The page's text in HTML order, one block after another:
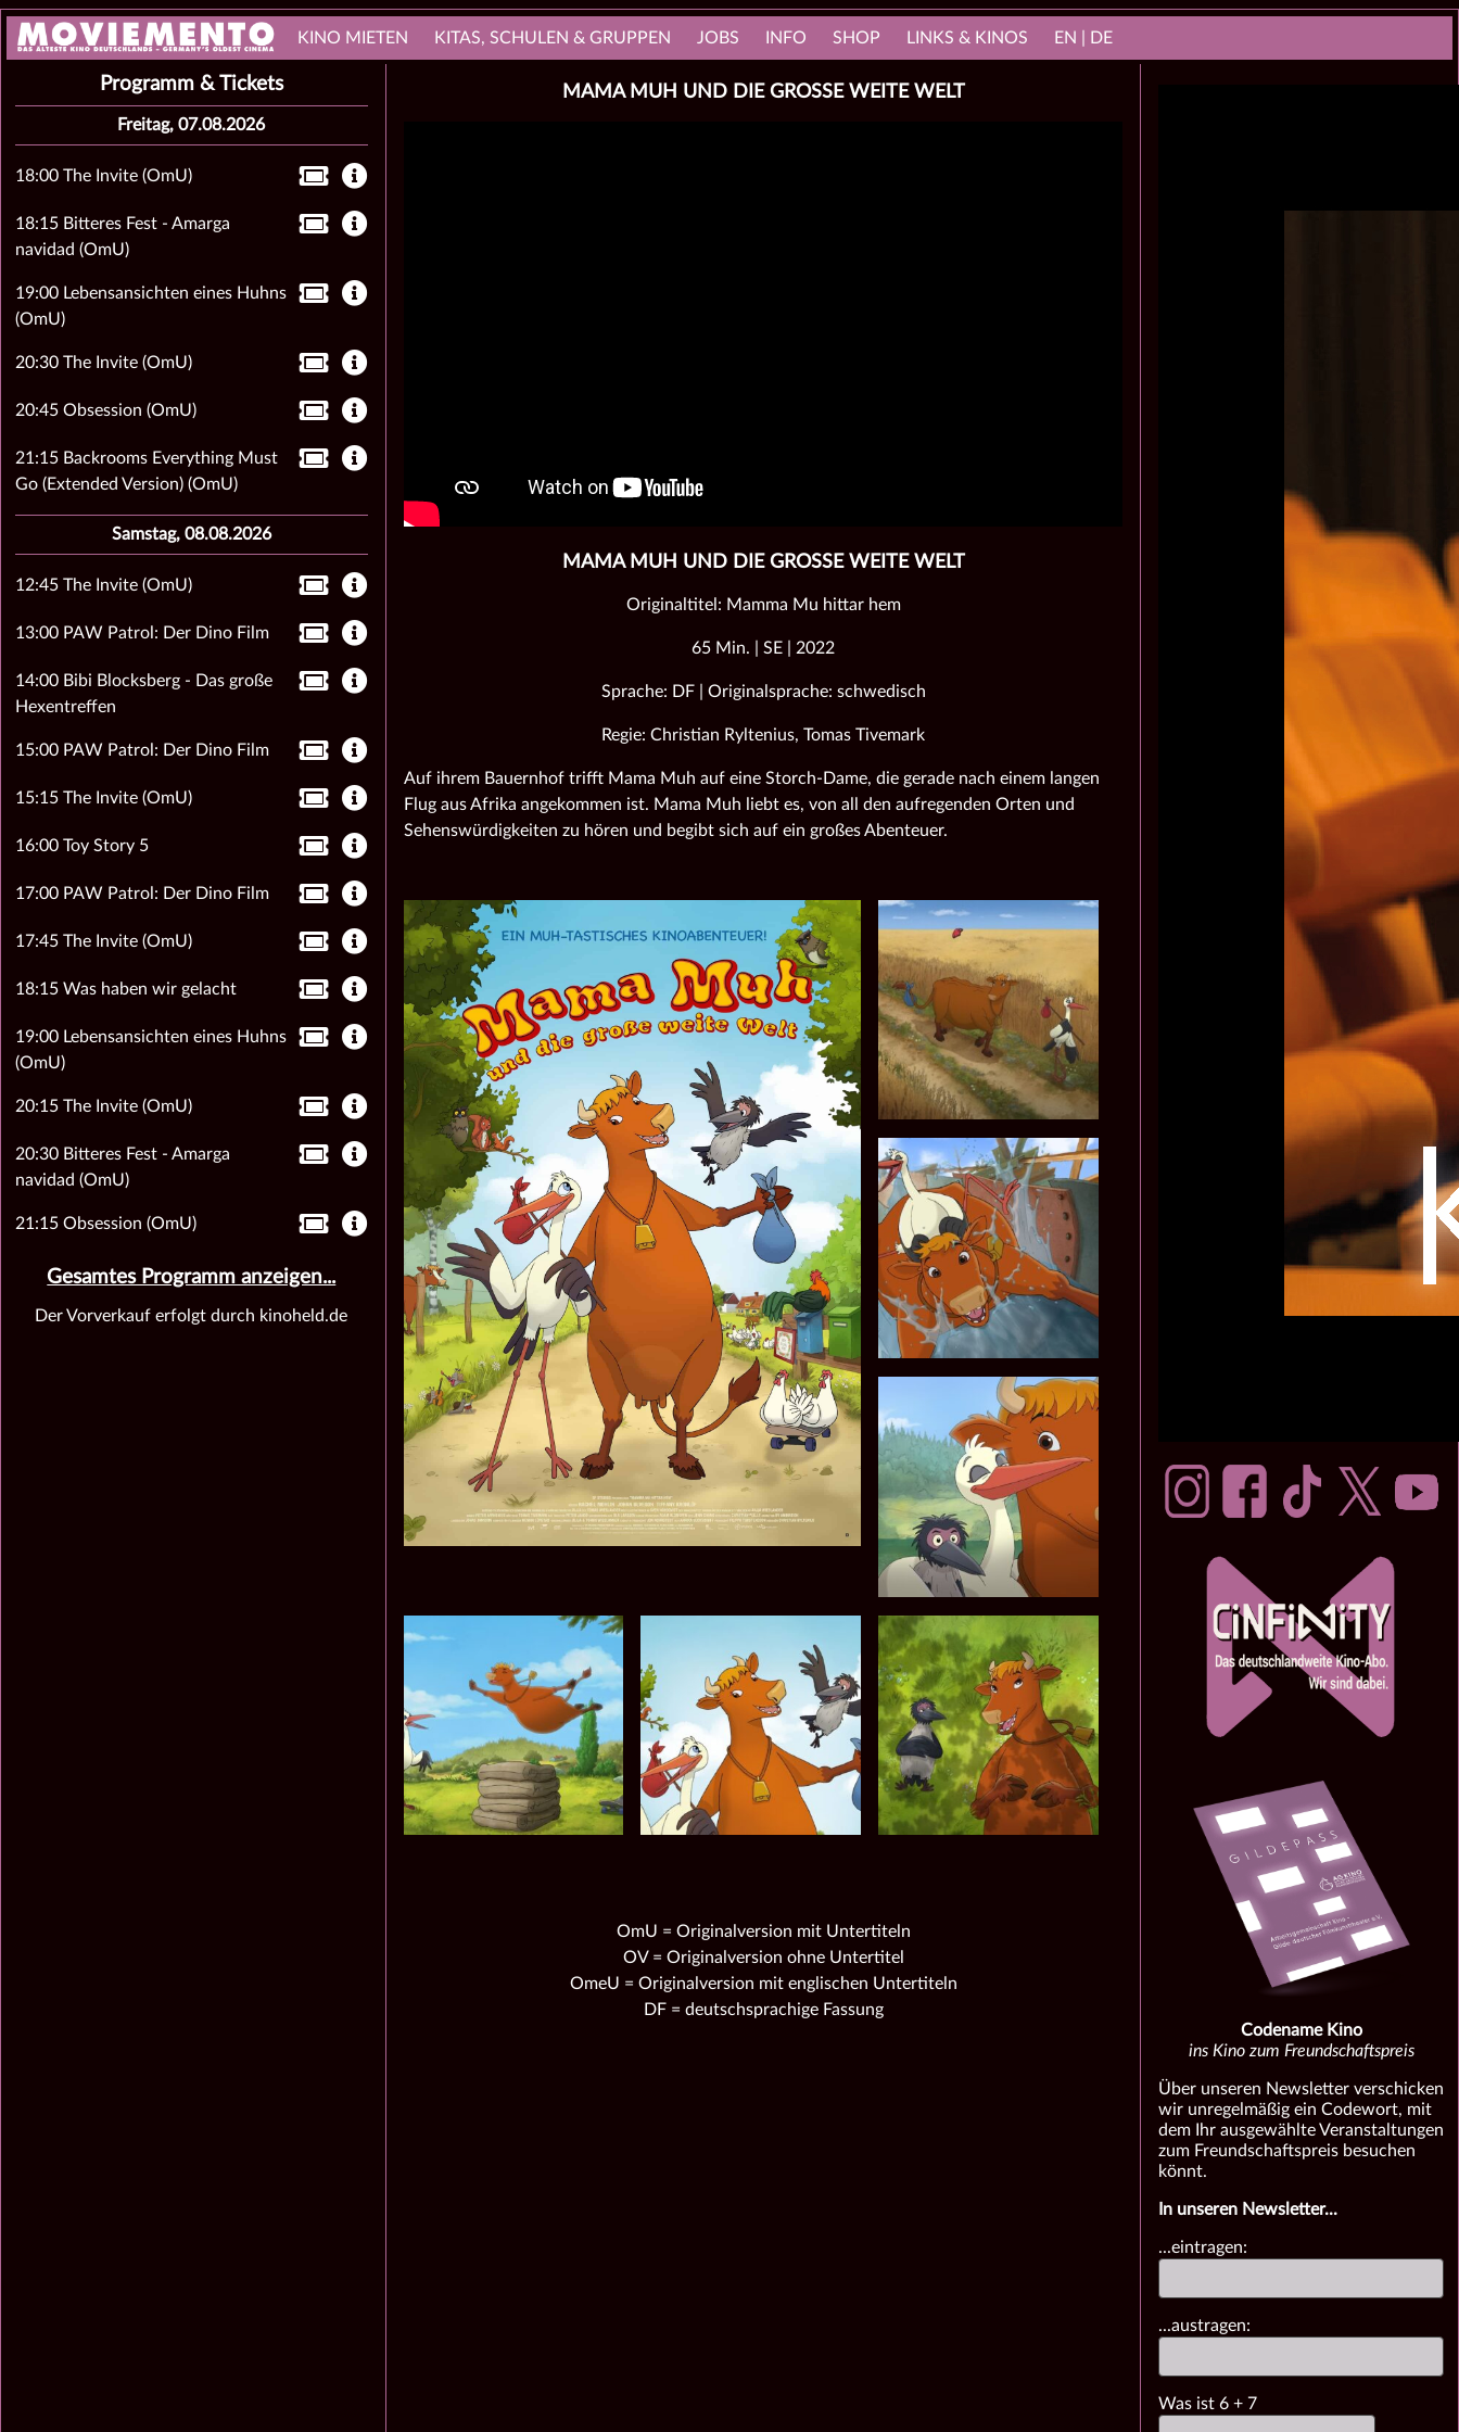
KINO MIETEN KITAS, SCHULEN & GRUPPEN JOBS INFO SHOP LINKS & KINOS EN | DE
MAMA MUH UND DIE GROSSE WEITE WELT
MAMA MUH UND DIE GROSSE WEITE WELT
Originaltitel: Mamma Mu hittar hem
65 Min. | SE | 2022
Sprache: DF | Originalsprache: schwedisch
Regie: Christian Ryltenius, Tomas Tivemark
Auf ihrem Bauernhof trifft Mama Muh auf eine Storch-Dame, die gerade nach einem langen
Flug aus Afrika angekommen ist. Mama Muh liebt es, von all den aufregenden Orten und
Sehenswürdigkeiten zu hören und begibt sich auf ein großes Abenteuer.
OmU = Originalversion mit Untertiteln
OV = Originalversion ohne Untertitel
OmeU = Originalversion mit englischen Untertiteln
DF = deutschsprachige Fassung
Programm & Tickets
Freitag, 07.08.2026
18:00 The Invite (OmU)
18:15 Bitteres Fest - Amarga
navidad (OmU)
19:00 Lebensansichten eines Huhns
(OmU)
20:30 The Invite (OmU)
20:45 Obsession (OmU)
21:15 Backrooms Everything Must
Go (Extended Version) (OmU)
Samstag, 08.08.2026
12:45 The Invite (OmU)
13:00 PAW Patrol: Der Dino Film
14:00 Bibi Blocksberg - Das große
Hexentreffen
15:00 PAW Patrol: Der Dino Film
15:15 The Invite (OmU)
16:00 Toy Story 5
17:00 PAW Patrol: Der Dino Film
17:45 The Invite (OmU)
18:15 Was haben wir gelacht
19:00 Lebensansichten eines Huhns
(OmU)
20:15 The Invite (OmU)
20:30 Bitteres Fest - Amarga
navidad (OmU)
21:15 Obsession (OmU)
Gesamtes Programm anzeigen...
Der Vorverkauf erfolgt durch kinoheld.de
Codename Kino
ins Kino zum Freundschaftspreis
Über unseren Newsletter verschicken
wir unregelmäßig ein Codewort, mit
dem Ihr ausgewählte Veranstaltungen
zum Freundschaftspreis besuchen
könnt.
In unseren Newsletter...
...eintragen:
...austragen:
Was ist6 + 7